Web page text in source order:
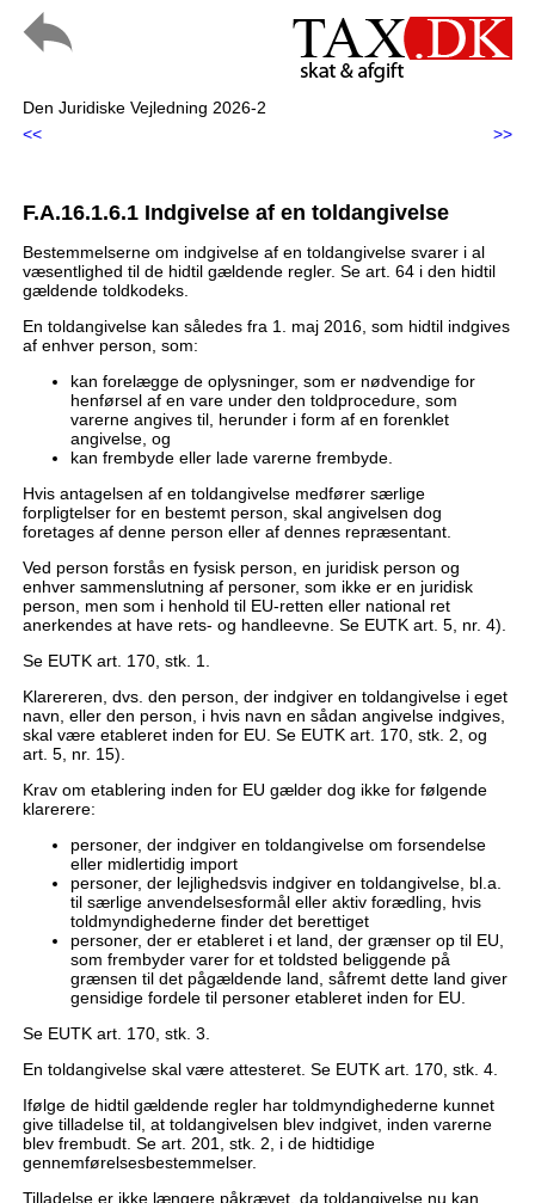
Den Juridiske Vejledning 2026-2
<<
>>
F.A.16.1.6.1 Indgivelse af en toldangivelse
Bestemmelserne om indgivelse af en toldangivelse svarer i al
væsentlighed til de hidtil gældende regler. Se art. 64 i den hidtil
gældende toldkodeks.
En toldangivelse kan således fra 1. maj 2016, som hidtil indgives
af enhver person, som:
kan forelægge de oplysninger, som er nødvendige for
henførsel af en vare under den toldprocedure, som
varerne angives til, herunder i form af en forenklet
angivelse, og
kan frembyde eller lade varerne frembyde.
Hvis antagelsen af en toldangivelse medfører særlige
forpligtelser for en bestemt person, skal angivelsen dog
foretages af denne person eller af dennes repræsentant.
Ved person forstås en fysisk person, en juridisk person og
enhver sammenslutning af personer, som ikke er en juridisk
person, men som i henhold til EU-retten eller national ret
anerkendes at have rets- og handleevne. Se EUTK art. 5, nr. 4).
Se EUTK art. 170, stk. 1.
Klarereren, dvs. den person, der indgiver en toldangivelse i eget
navn, eller den person, i hvis navn en sådan angivelse indgives,
skal være etableret inden for EU. Se EUTK art. 170, stk. 2, og
art. 5, nr. 15).
Krav om etablering inden for EU gælder dog ikke for følgende
klarerere:
personer, der indgiver en toldangivelse om forsendelse
eller midlertidig import
personer, der lejlighedsvis indgiver en toldangivelse, bl.a.
til særlige anvendelsesformål eller aktiv forædling, hvis
toldmyndighederne finder det berettiget
personer, der er etableret i et land, der grænser op til EU,
som frembyder varer for et toldsted beliggende på
grænsen til det pågældende land, såfremt dette land giver
gensidige fordele til personer etableret inden for EU.
Se EUTK art. 170, stk. 3.
En toldangivelse skal være attesteret. Se EUTK art. 170, stk. 4.
Ifølge de hidtil gældende regler har toldmyndighederne kunnet
give tilladelse til, at toldangivelsen blev indgivet, inden varerne
blev frembudt. Se art. 201, stk. 2, i de hidtidige
gennemførelsesbestemmelser.
Tilladelse er ikke længere påkrævet, da toldangivelse nu kan